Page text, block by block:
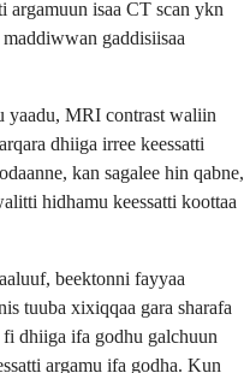
argamuun isaa CT scan ykn
gaddisiisaa
yaadu, MRI contrast waliin
dhiiga irree keessatti
kan sagalee hin qabne,
hidhamu keessatti koottaa
beektonni fayyaa
tuuba xixiqqaa gara sharafa
fi dhiiga ifa godhu galchuun
argamu ifa godha. Kun